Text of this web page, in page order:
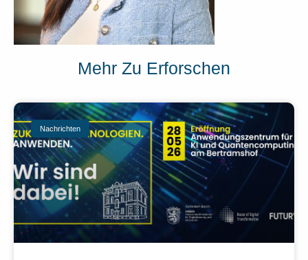
Mehr Zu Erforschen
Nachrichten